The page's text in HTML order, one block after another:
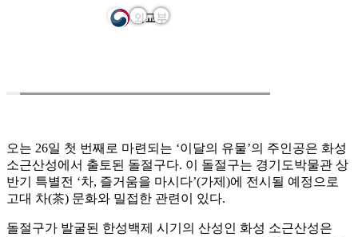
오는 26일 첫 번째로 마련되는 ‘이달의 유물’의 주인공은 화성
소근산성에서 출토된 돌절구다. 이 돌절구는 경기도박물관 상
반기 특별전 ‘차, 즐거움을 마시다’(가제)에 전시될 예정으로
고대 차(茶) 문화와 밀접한 관련이 있다.
돌절구가 발굴된 한성백제 시기의 산성인 화성 소근산성은